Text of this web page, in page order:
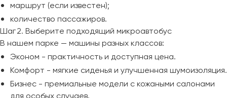
маршрут (если известен);
количество пассажиров.
Шаг 2. Выберите подходящий микроавтобус
В нашем парке — машины разных классов:
Эконом - практичность и доступная цена.
Комфорт - мягкие сиденья и улучшенная шумоизоляция.
Бизнес - премиальные модели с кожаными салонами
для особых случаев.